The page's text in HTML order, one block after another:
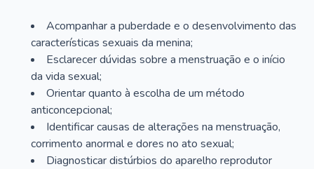
Acompanhar a puberdade e o desenvolvimento das
características sexuais da menina;
Esclarecer dúvidas sobre a menstruação e o início
da vida sexual;
Orientar quanto à escolha de um método
anticoncepcional;
Identificar causas de alterações na menstruação,
corrimento anormal e dores no ato sexual;
Diagnosticar distúrbios do aparelho reprodutor